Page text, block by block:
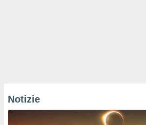
Notizie